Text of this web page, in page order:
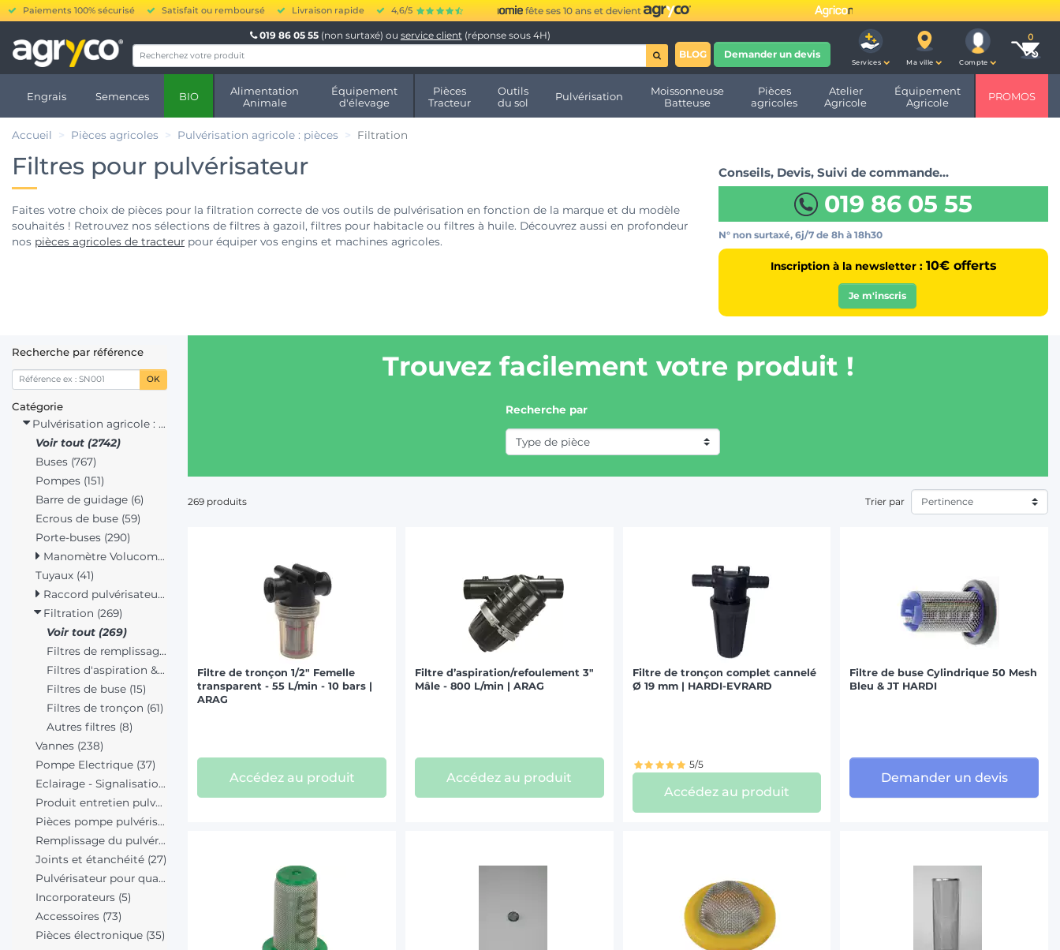
Paiements 100% sécurisé Satisfait ou remboursé Livraison rapide 4,6/5 fête ses 10 ans et devient
019 86 05 55 (non surtaxé) ou service client (réponse sous 4H)
BLOG
Demander un devis
Services Ma ville Compte
Engrais Semences BIO
Alimentation
Animale
Équipement
d'élevage
Pièces
Tracteur
Outils
du sol
Pulvérisation
Moissonneuse
Batteuse
Pièces
agricoles
Atelier
Agricole
Équipement
Agricole
PROMOS
Accueil Pièces agricoles Pulvérisation agricole : pièces Filtration
Filtres pour pulvérisateur
Faites votre choix de pièces pour la filtration correcte de vos outils de pulvérisation en fonction de la marque et du modèle
souhaités ! Retrouvez nos sélections de filtres à gazoil, filtres pour habitacle ou filtres à huile. Découvrez aussi en profondeur
nos pièces agricoles de tracteur pour équiper vos engins et machines agricoles.
Conseils, Devis, Suivi de commande…
019 86 05 55
N° non surtaxé, 6j/7 de 8h à 18h30
Inscription à la newsletter : 10€ offerts
Je m'inscris
Recherche par référence
OK
Catégorie
Pulvérisation agricole : pièces (2742)
Voir tout (2742)
Buses (767)
Pompes (151)
Barre de guidage (6)
Ecrous de buse (59)
Porte-buses (290)
Manomètre Volucompteur Débitmètre (126)
Tuyaux (41)
Raccord pulvérisateur (323)
Filtration (269)
Voir tout (269)
Filtres de remplissage (22)
Filtres d'aspiration & refoulement (163)
Filtres de buse (15)
Filtres de tronçon (61)
Autres filtres (8)
Vannes (238)
Pompe Electrique (37)
Eclairage - Signalisation (1)
Produit entretien pulvérisateur (3)
Pièces pompe pulvérisateur (311)
Remplissage du pulvérisateur (29)
Joints et étanchéité (27)
Pulvérisateur pour quad (3)
Incorporateurs (5)
Accessoires (73)
Pièces électronique (35)
Trouvez facilement votre produit !
Recherche par
269 produits Trier par
Filtre de tronçon 1/2" Femelle
transparent - 55 L/min - 10 bars |
ARAG
Accédez au produit
Filtre d’aspiration/refoulement 3"
Mâle - 800 L/min | ARAG
Accédez au produit
Filtre de tronçon complet cannelé
Ø 19 mm | HARDI-EVRARD
5/5
Accédez au produit
Filtre de buse Cylindrique 50 Mesh
Bleu & JT HARDI
Demander un devis